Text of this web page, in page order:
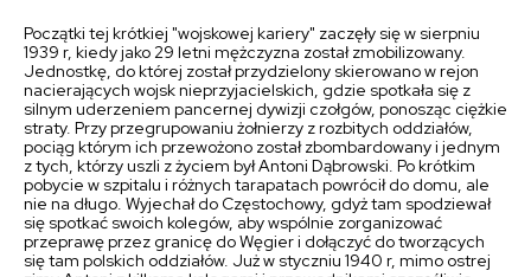
Początki tej krótkiej "wojskowej kariery" zaczęły się w sierpniu
1939 r, kiedy jako 29 letni mężczyzna został zmobilizowany.
Jednostkę, do której został przydzielony skierowano w rejon
nacierających wojsk nieprzyjacielskich, gdzie spotkała się z
silnym uderzeniem pancernej dywizji czołgów, ponosząc ciężkie
straty. Przy przegrupowaniu żołnierzy z rozbitych oddziałów,
pociąg którym ich przewożono został zbombardowany i jednym
z tych, którzy uszli z życiem był Antoni Dąbrowski. Po krótkim
pobycie w szpitalu i różnych tarapatach powrócił do domu, ale
nie na długo. Wyjechał do Częstochowy, gdyż tam spodziewał
się spotkać swoich kolegów, aby wspólnie zorganizować
przeprawę przez granicę do Węgier i dołączyć do tworzących
się tam polskich oddziałów. Już w styczniu 1940 r, mimo ostrej